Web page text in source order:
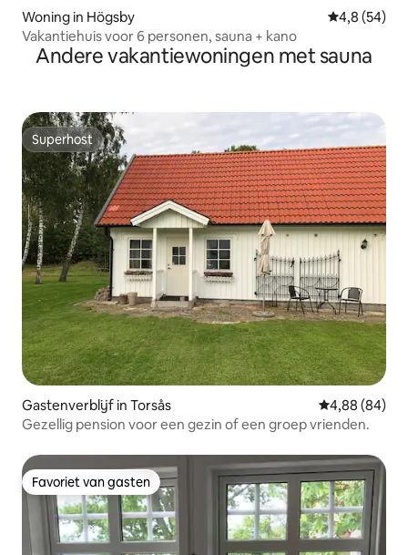
Woning in Högsby Gemiddelde
4,8 (54)
Vakantiehuis voor 6 personen, sauna + kano
Andere vakantiewoningen met sauna
Superhost
Superhost
Gastenverblijf in Torsås Gemiddelde
4,88 (84)
Gezellig pension voor een gezin of een groep vrienden.
Favoriet van gasten
Favoriet van gasten